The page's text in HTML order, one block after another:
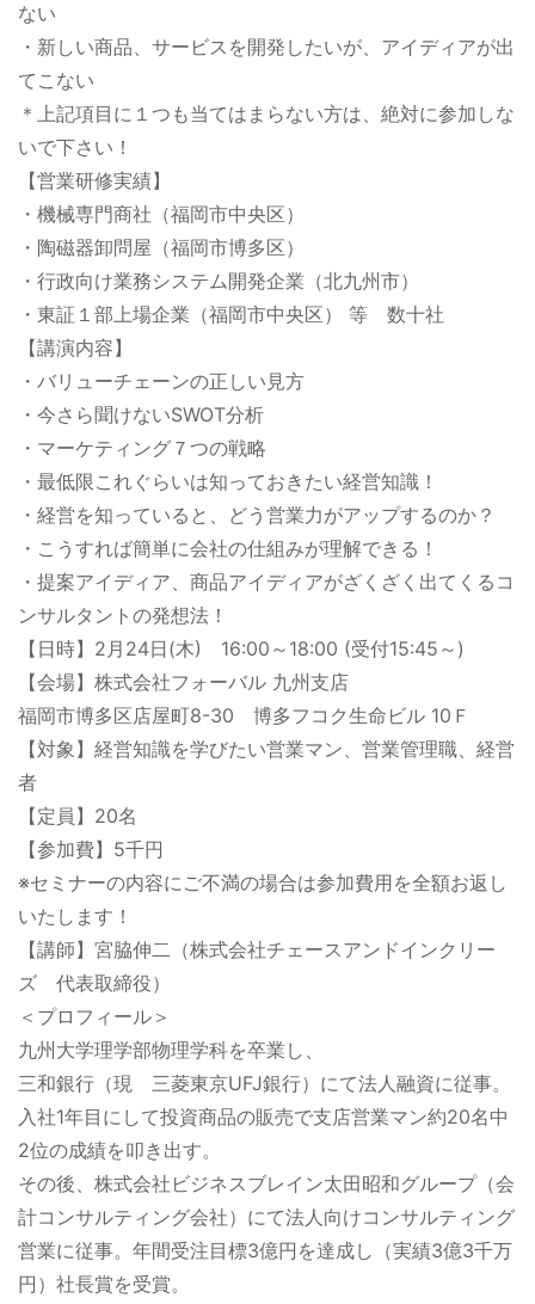
ない
・新しい商品、サービスを開発したいが、アイディアが出
てこない
＊上記項目に１つも当てはまらない方は、絶対に参加しな
いで下さい！
【営業研修実績】
・機械専門商社（福岡市中央区）
・陶磁器卸問屋（福岡市博多区）
・行政向け業務システム開発企業（北九州市）
・東証１部上場企業（福岡市中央区） 等 数十社
【講演内容】
・バリューチェーンの正しい見方
・今さら聞けないSWOT分析
・マーケティング７つの戦略
・最低限これぐらいは知っておきたい経営知識！
・経営を知っていると、どう営業力がアップするのか？
・こうすれば簡単に会社の仕組みが理解できる！
・提案アイディア、商品アイディアがざくざく出てくるコ
ンサルタントの発想法！
【日時】2月24日(木) 16:00～18:00 (受付15:45～)
【会場】株式会社フォーバル 九州支店
福岡市博多区店屋町8-30 博多フコク生命ビル 10Ｆ
【対象】経営知識を学びたい営業マン、営業管理職、経営
者
【定員】20名
【参加費】5千円
※セミナーの内容にご不満の場合は参加費用を全額お返し
いたします！
【講師】宮脇伸二（株式会社チェースアンドインクリー
ズ 代表取締役）
＜プロフィール＞
九州大学理学部物理学科を卒業し、
三和銀行（現 三菱東京UFJ銀行）にて法人融資に従事。
入社1年目にして投資商品の販売で支店営業マン約20名中
2位の成績を叩き出す。
その後、株式会社ビジネスブレイン太田昭和グループ（会
計コンサルティング会社）にて法人向けコンサルティング
営業に従事。年間受注目標3億円を達成し（実績3億3千万
円）社長賞を受賞。